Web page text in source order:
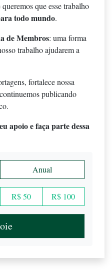
que esse trabalho
todo mundo.
de Membros: uma forma
trabalho ajudarem a
fortalece nossa
publicando
apoio e faça parte dessa
Anual
R$ 50 R$ 100